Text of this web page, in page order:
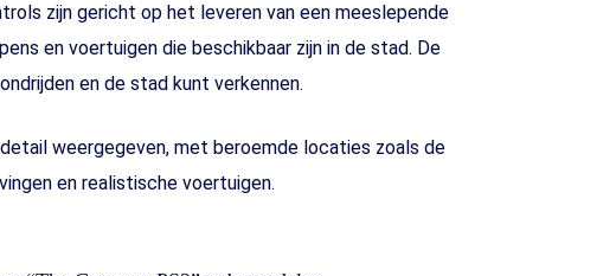
zijn gericht op het leveren van een meeslepende
en voertuigen die beschikbaar zijn in de stad. De
en de stad kunt verkennen.
weergegeven, met beroemde locaties zoals de
en realistische voertuigen.